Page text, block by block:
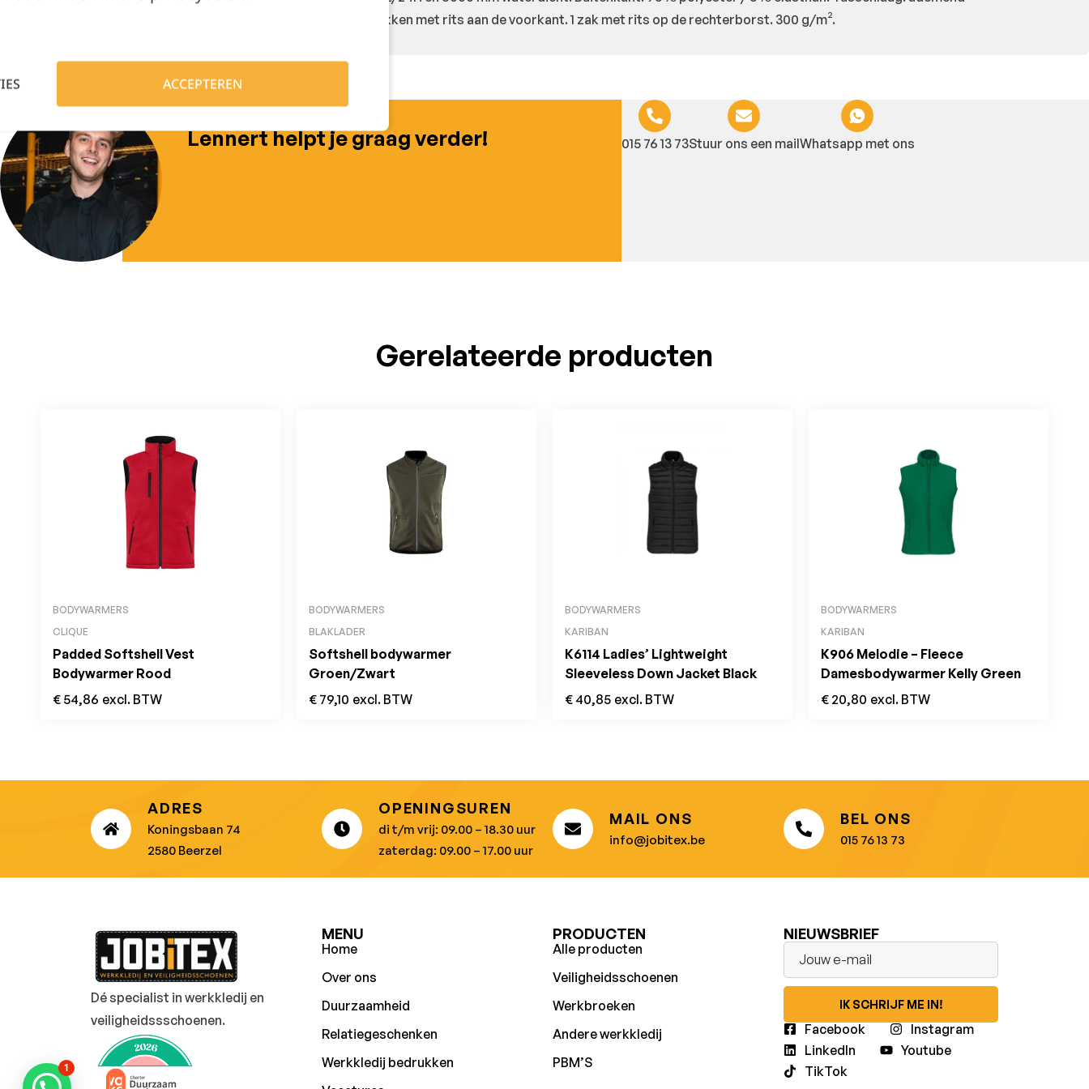
membraan. Binnenkant: microfleece.Ritssluiting. Zakken met rits aan de voorkant. 1 zak met rits op de rechterborst. 300 g/m².
Hulp nodig?
Lennert helpt je graag verder! 015 76 13 73Stuur ons een mailWhatsapp met ons
Gerelateerde producten
BODYWARMERS
CLIQUE
Padded Softshell Vest
Bodywarmer Rood
€ 54,86 excl. BTW
BODYWARMERS
BLAKLADER
Softshell bodywarmer
Groen/Zwart
€ 79,10 excl. BTW
BODYWARMERS
KARIBAN
K6114 Ladies’ Lightweight
Sleeveless Down Jacket Black
€ 40,85 excl. BTW
BODYWARMERS
KARIBAN
K906 Melodie – Fleece
Damesbodywarmer Kelly Green
€ 20,80 excl. BTW
ADRES
Koningsbaan 74
2580 Beerzel
OPENINGSUREN
di t/m vrij: 09.00 – 18.30 uur
zaterdag: 09.00 – 17.00 uur
MAIL ONS
info@jobitex.be
BEL ONS
015 76 13 73
Dé specialist in werkkledij en
veiligheidssschoenen.
MENU
Home
Over ons
Duurzaamheid
Relatiegeschenken
Werkkledij bedrukken
PRODUCTEN
Alle producten
Veiligheidsschoenen
Werkbroeken
Andere werkkledij
PBM’S
NIEUWSBRIEF
IK SCHRIJF ME IN!
Facebook
Instagram
LinkedIn
Youtube
TikTok
ACCEPTEREN
1